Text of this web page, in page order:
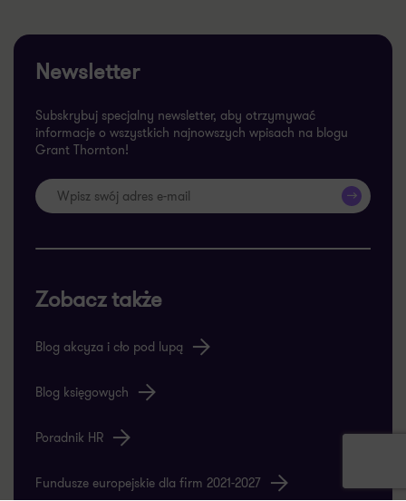
Newsletter
Subskrybuj specjalny newsletter, aby otrzymywać
informacje o wszystkich najnowszych wpisach na blogu
Grant Thornton!
>>
Zobacz także
Blog akcyza i cło pod lupą
Blog księgowych
Poradnik HR
Fundusze europejskie dla firm 2021-2027